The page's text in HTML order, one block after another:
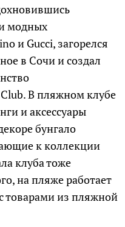
модных
и Gucci, загорелся
в Сочи и создал
В пляжном клубе
и аксессуары
бунгало
к коллекции
клуба тоже
на пляже работает
товарами из пляжной